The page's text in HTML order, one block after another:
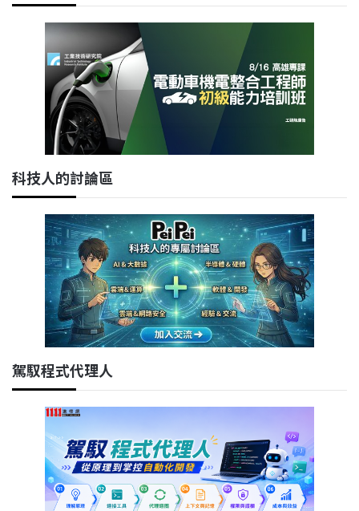
科技人的討論區
駕馭程式代理人